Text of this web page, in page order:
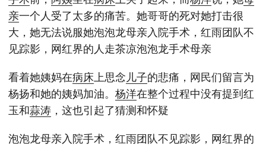
亲一个人受了太多的痛苦。她哥哥的死对她打击很
大，她无法说服她泡泡龙母亲入院手术，红雨团队不
见踪影，网红界的人走茶凉泡泡龙手术母亲
看着她姨妈在病床上思念儿子的悲痛，网民们留言为
杨扬和她的姨妈加油。 杨洋在整个过程中没有提到红
玉和蒜涛 ，这也引起了猜测和怀疑
泡泡龙母亲入院手术，红雨团队不见踪影，网红界的